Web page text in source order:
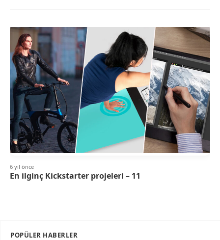
6 yıl önce
En ilginç Kickstarter projeleri – 11
POPÜLER HABERLER